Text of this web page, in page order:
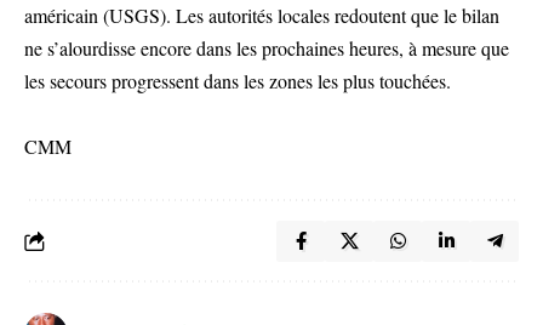
américain (USGS). Les autorités locales redoutent que le bilan
ne s’alourdisse encore dans les prochaines heures, à mesure que
les secours progressent dans les zones les plus touchées.
CMM